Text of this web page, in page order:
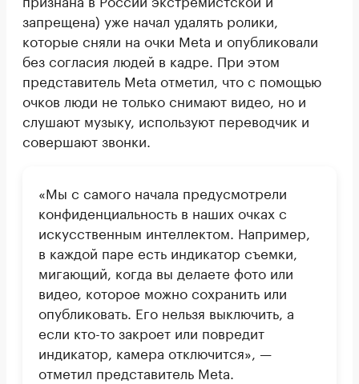
запрещена) уже начал удалять ролики,
которые сняли на очки Meta и опубликовали
без согласия людей в кадре. При этом
представитель Meta отметил, что с помощью
очков люди не только снимают видео, но и
слушают музыку, используют переводчик и
совершают звонки.
«Мы с самого начала предусмотрели
конфиденциальность в наших очках с
искусственным интеллектом. Например,
в каждой паре есть индикатор съемки,
мигающий, когда вы делаете фото или
видео, которое можно сохранить или
опубликовать. Его нельзя выключить, а
если кто-то закроет или повредит
индикатор, камера отключится», —
отметил представитель Meta.